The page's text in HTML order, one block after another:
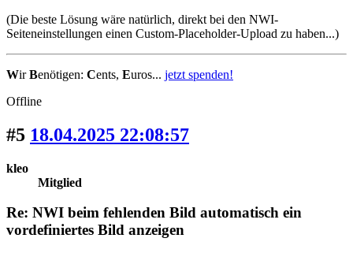
(Die beste Lösung wäre natürlich, direkt bei den NWI-
Seiteneinstellungen einen Custom-Placeholder-Upload zu haben...)
WirBenötigen: Cents, Euros... jetzt spenden!
Offline
#5 18.04.2025 22:08:57
kleo
Mitglied
Re: NWI beim fehlenden Bild automatisch ein
vordefiniertes Bild anzeigen